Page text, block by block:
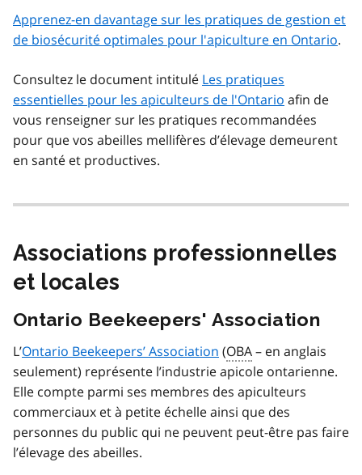
Apprenez-en davantage sur les pratiques de gestion et
de biosécurité optimales pour l'apiculture en Ontario.
Consultez le document intitulé Les pratiques
essentielles pour les apiculteurs de l'Ontario afin de
vous renseigner sur les pratiques recommandées
pour que vos abeilles mellifères d’élevage demeurent
en santé et productives.
Associations professionnelles
et locales
Ontario Beekeepers' Association
L’Ontario Beekeepers’ Association (OBA– en anglais
seulement) représente l’industrie apicole ontarienne.
Elle compte parmi ses membres des apiculteurs
commerciaux et à petite échelle ainsi que des
personnes du public qui ne peuvent peut-être pas faire
l’élevage des abeilles.